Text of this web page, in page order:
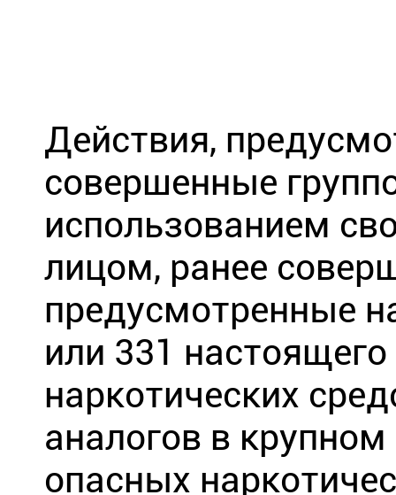
Действия,
совершенные
использованием
лицом, ранее
предусмотренные
или 331
наркотических
аналогов в
опасных